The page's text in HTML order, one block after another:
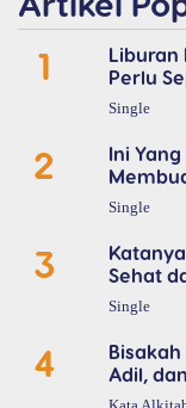
1
Liburan
Perlu
Single
2
Ini
Single
3
Sehat
Single
4
Adil,